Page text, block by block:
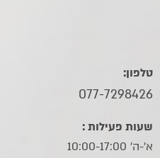
טלפון:
077-7298426
שעות פעילות :
א'-ה' 10:00-17:00